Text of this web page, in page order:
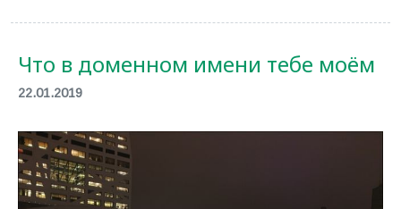
Что в доменном имени тебе моём
22.01.2019